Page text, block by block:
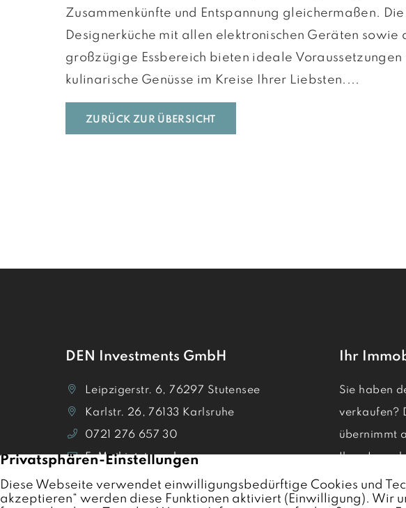
Zusammenkünfte und Entspannung gleichermaßen.
Designerküche mit allen elektronischen Geräten sowie
großzügige Essbereich bieten ideale Voraussetzungen
kulinarische Genüsse im Kreise Ihrer Liebsten....
ZURÜCK ZUR ÜBERSICHT
DEN Investments GmbH
Leipzigerstr. 6, 76297 Stutensee
Karlstr. 26, 76133 Karlsruhe
0721 276 657 30
E-Mail jetzt senden
Termin vereinbaren
Bewertungen auf Trustpilot
Ihr
Sie haben
verkaufen?
übernimmt
Ihrer